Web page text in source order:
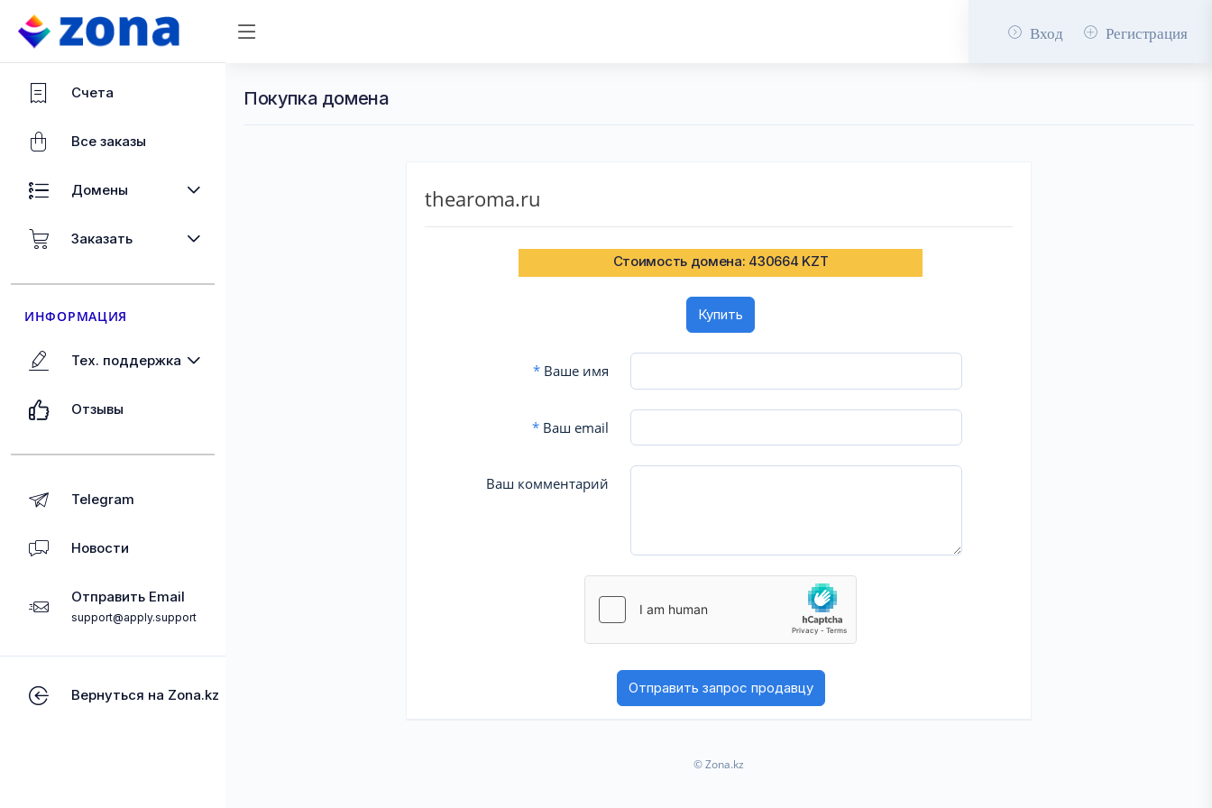
Вход Регистрация
Счета
Все заказы
Домены
Заказать
ИНФОРМАЦИЯ
Тех. поддержка
Отзывы
Telegram
Новости
Отправить Email
support@apply.support
Вернуться на Zona.kz
Покупка домена
thearoma.ru
Стоимость домена: 430664 KZT
Купить
*Ваше имя
*Ваш email
Ваш комментарий
© Zona.kz